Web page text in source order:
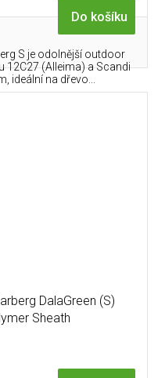
Do košíku
S je odolnější outdoor
12C27 (Alleima) a Scandi
ideální na dřevo...
DalaGreen (S)
Sheath